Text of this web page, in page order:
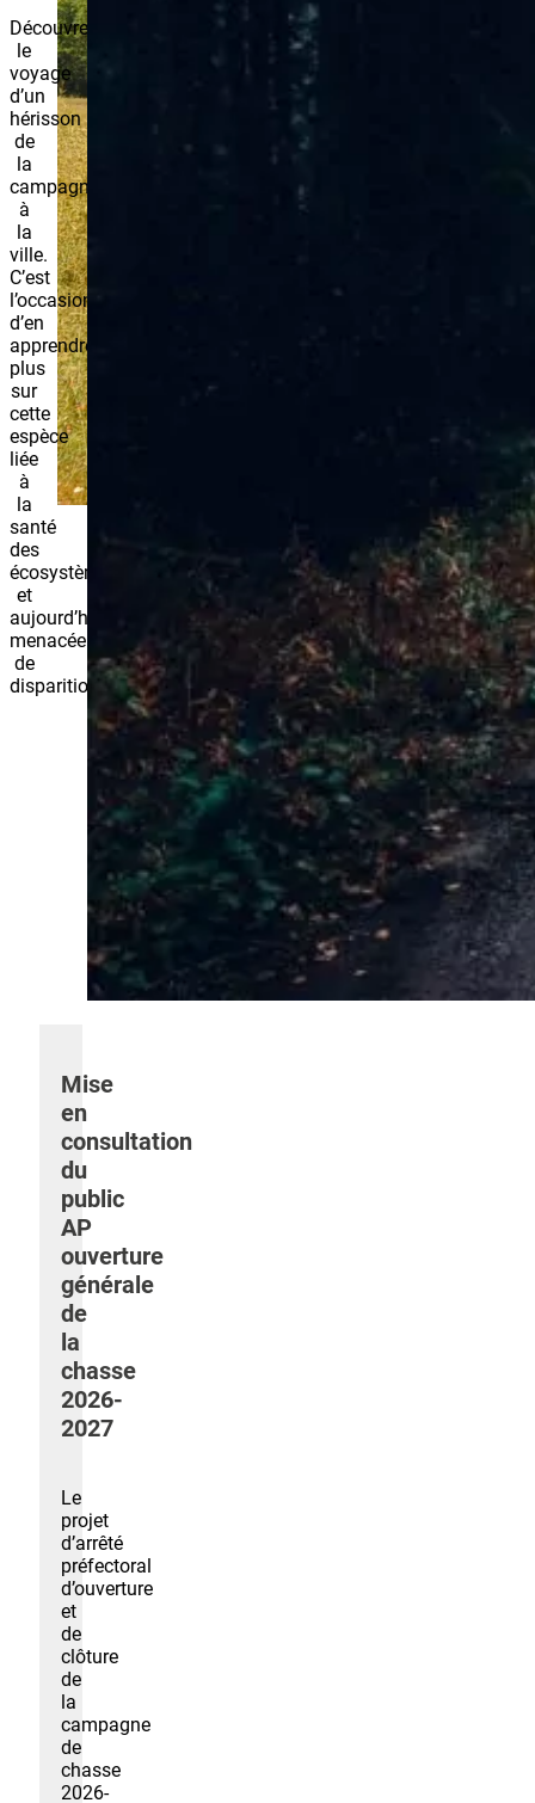
Découvrez
le
voyage
d’un
hérisson
de
la
campagne
à
la
ville.
C’est
l’occasion
d’en
apprendre
plus
sur
cette
espèce
liée
à
la
santé
des
écosystèmes
et
aujourd’hui
menacée
de
disparition.
Mise
en
consultation
du
public
AP
ouverture
générale
de
la
chasse
2026-
2027
Le
projet
d’arrêté
préfectoral
d’ouverture
et
de
clôture
de
la
campagne
de
chasse
2026-